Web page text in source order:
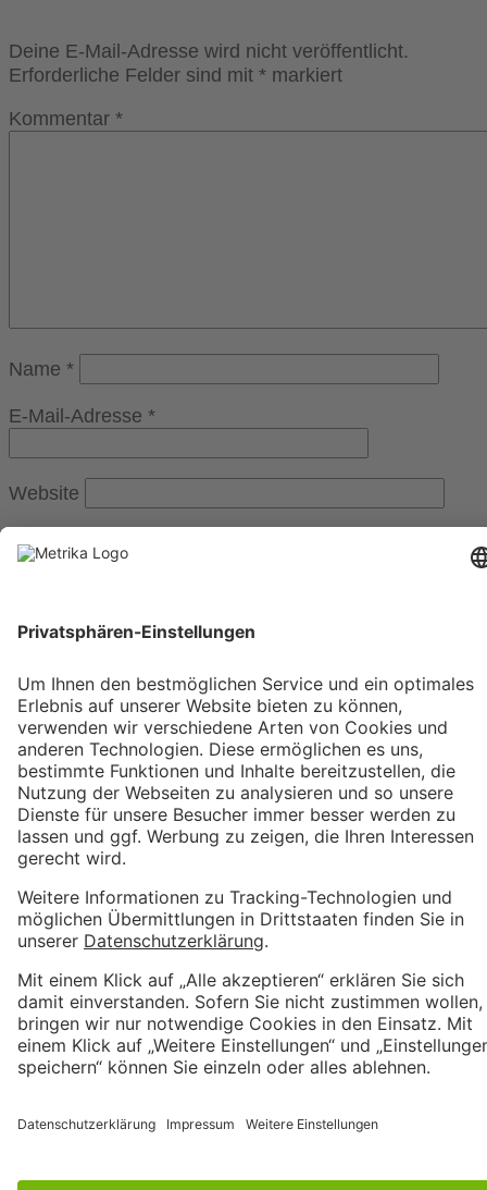
Deine E-Mail-Adresse wird nicht veröffentlicht.
Erforderliche Felder sind mit * markiert
Kommentar *
Name *
E-Mail-Adresse *
Website
Kostenloser Growth Engine Call
Datenschutzerklärung
AGB
Wir sind Proven Expert
Weitere hervorragende Bewertungen bei Trustpilot
(c) 2026 Metrika
Top
Kundenbewertungen und Erfahrungen zu
Metrika GmbH
100
%
SEHR GUT
Bewertungen auf
Bewertungen von
1